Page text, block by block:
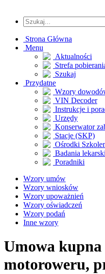
Strona Główna
Menu
Aktualności
Strefa
Szukaj
Przydatne
Wzory
VIN Decoder
Instrukcje i
Urzędy
Konserwator
Stacje (SKP)
Ośrodki
Badania
Poradniki
Wzory umów
Wzory wniosków
Wzory upoważnień
Wzory oświadczeń
Wzory podań
Inne wzory
Umowa
motoroweru,